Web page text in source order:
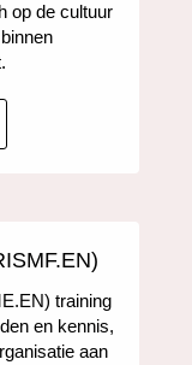
op de cultuur
training
en kennis,
aan